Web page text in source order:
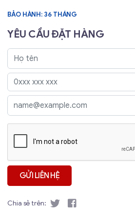
BẢO HÀNH: 36 THÁNG
YÊU CẦU ĐẶT HÀNG
Chia sẻ trên: